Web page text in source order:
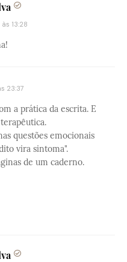
13:28
23:37
a prática da escrita. E
questões emocionais
vira sintoma".
de um caderno.